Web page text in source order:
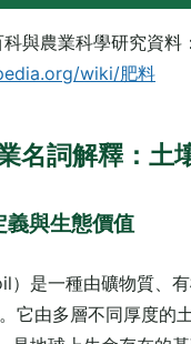
與農業科學研究資料：
wiki/肥料
名詞解釋：土
義與生態價值
）是一種由礦物質、
它由多層不同厚度的